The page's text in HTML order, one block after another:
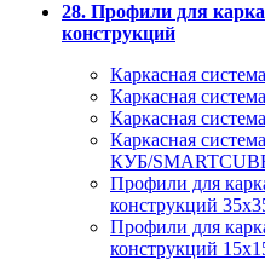
28. Профили для
конструкций
Каркасная
Каркасная
Каркасная
Каркасная
КУБ/
Профили для
конструкций
Профили для
конструкций